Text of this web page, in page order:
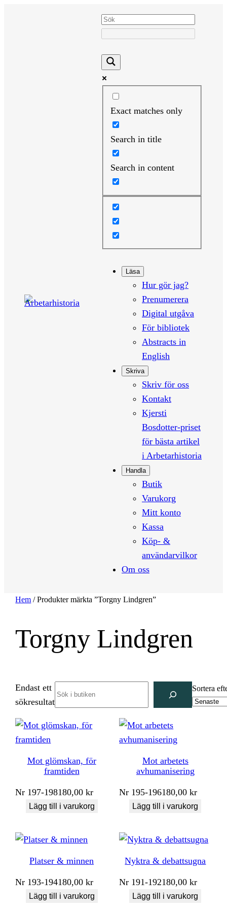
Exact matches only
Search in title
Search in content
Läsa
Hur gör jag?
Prenumerera
Digital utgåva
För bibliotek
Abstracts in
English
Skriva
Skriv för oss
Kontakt
Kjersti
Bosdotter-priset
för bästa artikel
i Arbetarhistoria
Handla
Butik
Varukorg
Mitt konto
Kassa
Köp- &
användarvilkor
Om oss
Hem / Produkter märkta ”Torgny Lindgren”
Torgny Lindgren
Endast ett
sökresultat
Sortera
Mot glömskan, för
framtiden
Nr 197-198180,00kr
Lägg till i varukorg
Mot arbetets
avhumanisering
Nr 195-196180,00kr
Lägg till i varukorg
Platser & minnen
Nr 193-194180,00kr
Lägg till i varukorg
Nyktra & debattsugna
Nr 191-192180,00kr
Lägg till i varukorg